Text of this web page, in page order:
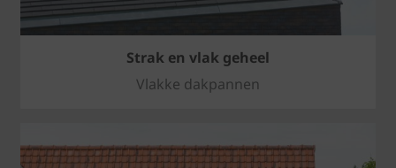
Strak en vlak geheel
Vlakke dakpannen